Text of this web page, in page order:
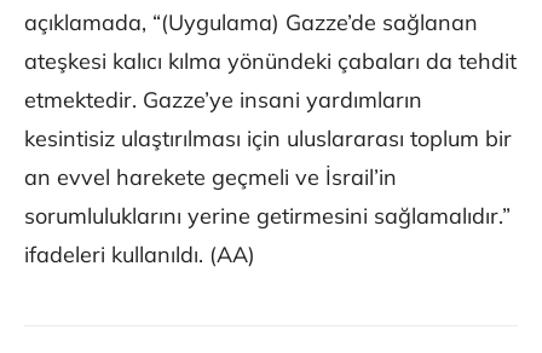
açıklamada, “(Uygulama) Gazze’de sağlanan
ateşkesi kalıcı kılma yönündeki çabaları da tehdit
etmektedir. Gazze’ye insani yardımların
kesintisiz ulaştırılması için uluslararası toplum bir
an evvel harekete geçmeli ve İsrail’in
sorumluluklarını yerine getirmesini sağlamalıdır.”
ifadeleri kullanıldı. (AA)